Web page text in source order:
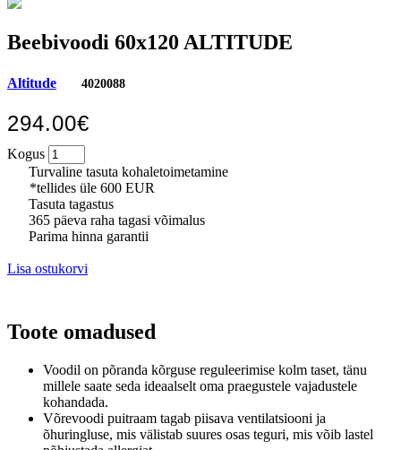
Beebivoodi 60x120 ALTITUDE
Altitude 4020088
294.00€
Kogus
Turvaline tasuta kohaletoimetamine
*tellides üle 600 EUR
Tasuta tagastus
365 päeva raha tagasi võimalus
Parima hinna garantii
Lisa ostukorvi
Toote omadused
Voodil on põranda kõrguse reguleerimise kolm taset, tänu
millele saate seda ideaalselt oma praegustele vajadustele
kohandada.
Võrevoodi puitraam tagab piisava ventilatsiooni ja
õhuringluse, mis välistab suures osas teguri, mis võib lastel